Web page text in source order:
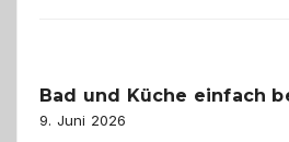
Bad und Küche einfach
9. Juni 2026